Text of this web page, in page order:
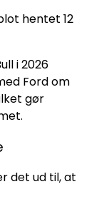
hentet 12
i 2026
Ford om
gør
det ud til, at